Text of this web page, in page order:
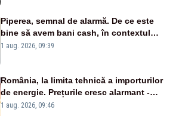
Piperea, semnal de alarmă. De ce este
bine să avem bani cash, în contextul
alertei energetice?
1 aug. 2026, 09:39
România, la limita tehnică a importurilor
de energie. Prețurile cresc alarmant -
Analiză Realitatea Plus
1 aug. 2026, 09:46